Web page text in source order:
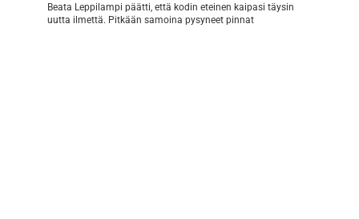
Beata Leppilampi päätti, että kodin eteinen kaipasi täysin
uutta ilmettä. Pitkään samoina pysyneet pinnat